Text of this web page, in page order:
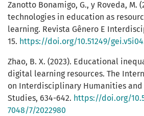
Zanotto Bonamigo, G., y Roveda, M.
technologies in education as
learning. Revista Gênero E
15. https://doi.org/10.51249/
Zhao, B. X. (2023). Educational
digital learning resources. The
on Interdisciplinary Humanities
Studies, 634-642. https://doi.org/
7048/7/2022980